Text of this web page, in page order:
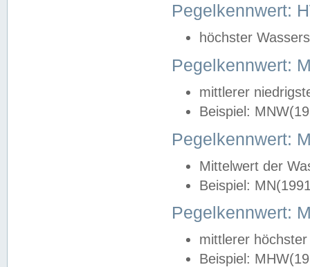
Pegelkennwert:
höchster
Pegelkennwert:
mittlerer
Beispiel:
Pegelkennwert:
Mittelwert der
Beispiel:
Pegelkennwert:
mittlerer
Beispiel: